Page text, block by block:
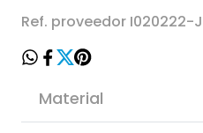
Ref. proveedor I020222-
Material